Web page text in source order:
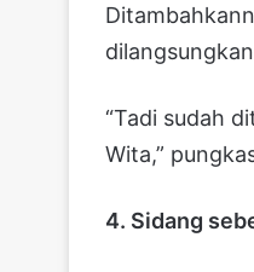
“Tadi sudah
Wita,”
4. Sidang